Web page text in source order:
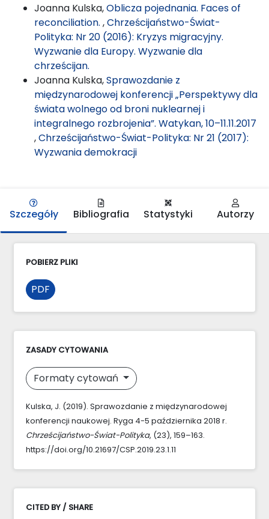
Joanna Kulska,Oblicza pojednania. Faces of
reconciliation. ,Chrześcijaństwo-Świat-
Polityka: Nr 20 (2016): Kryzys migracyjny.
Wyzwanie dla Europy. Wyzwanie dla
chrześcijan.
Joanna Kulska,Sprawozdanie z
międzynarodowej konferencji „Perspektywy dla
świata wolnego od broni nuklearnej i
integralnego rozbrojenia”. Watykan, 10–11.11.2017
,Chrześcijaństwo-Świat-Polityka: Nr 21 (2017):
Wyzwania demokracji
Szczegóły Bibliografia Statystyki Autorzy
POBIERZ PLIKI
PDF
ZASADY CYTOWANIA
Formaty cytowań
Kulska, J. (2019). Sprawozdanie z międzynarodowej
konferencji naukowej. Ryga 4-5 października 2018 r.
Chrześcijaństwo-Świat-Polityka, (23), 159–163.
https://doi.org/10.21697/CSP.2019.23.1.11
CITED BY / SHARE